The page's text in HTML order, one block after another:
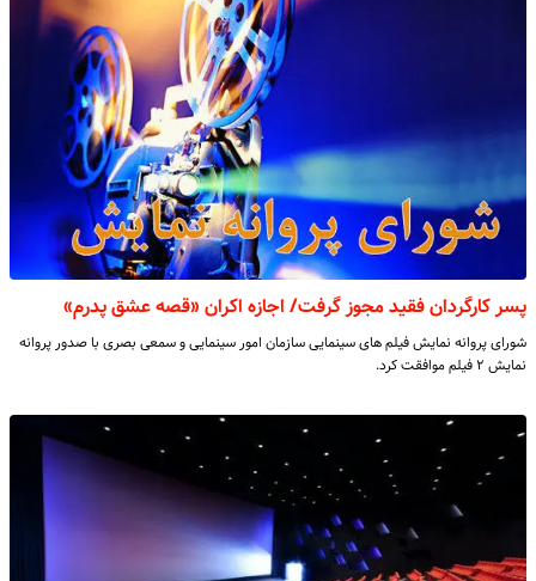
پسر کارگردان فقید مجوز گرفت/ اجازه اکران «قصه عشق پدرم»
شورای پروانه نمایش فیلم های سینمایی سازمان امور سینمایی و سمعی بصری با صدور پروانه
نمایش ۲ فیلم موافقت کرد.